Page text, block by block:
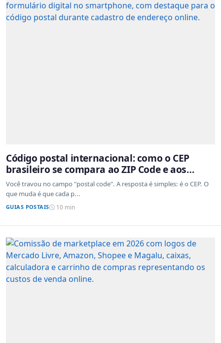
Código postal internacional: como o CEP
brasileiro se compara ao ZIP Code e aos
sistemas de outros países
Você travou no campo "postal code". A resposta é simples: é o CEP. O
que muda é que cada p...
GUIAS POSTAIS 10 min